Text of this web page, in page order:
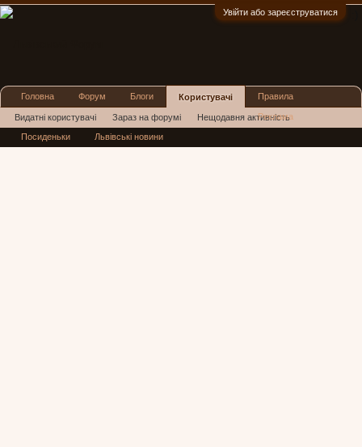
Увійти або зареєструватися
Головна Форум Блоги Користувачі
Видатні користувачі Зараз на форумі Нещодавня активність
Нові повідомлення профілю
Правила
Реклама
Посиденьки Львівські новини